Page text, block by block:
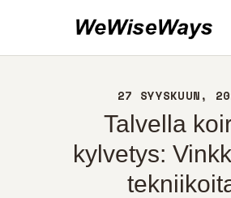
27 SYYSKUUN,
Talvella
kylvetys:
NOIN
YHTEYS
POLITIIKKA